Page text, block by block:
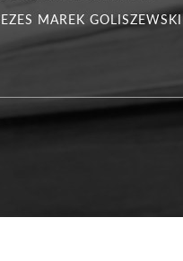
MAREK GOLISZEWSKI